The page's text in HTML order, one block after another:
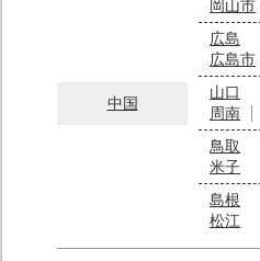
中国
岡山市
広島
広島市
山口
周南
鳥取
米子
島根
松江